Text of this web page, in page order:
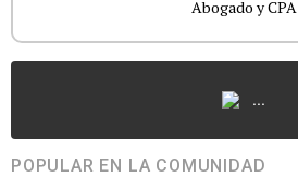
Abogado y CPA
...
POPULAR EN LA COMUNIDAD